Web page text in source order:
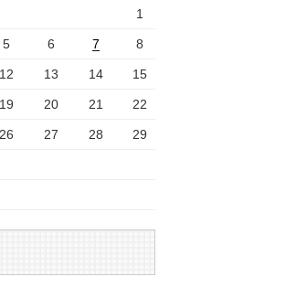
1
5 6 7 8
12 13 14 15
19 20 21 22
26 27 28 29